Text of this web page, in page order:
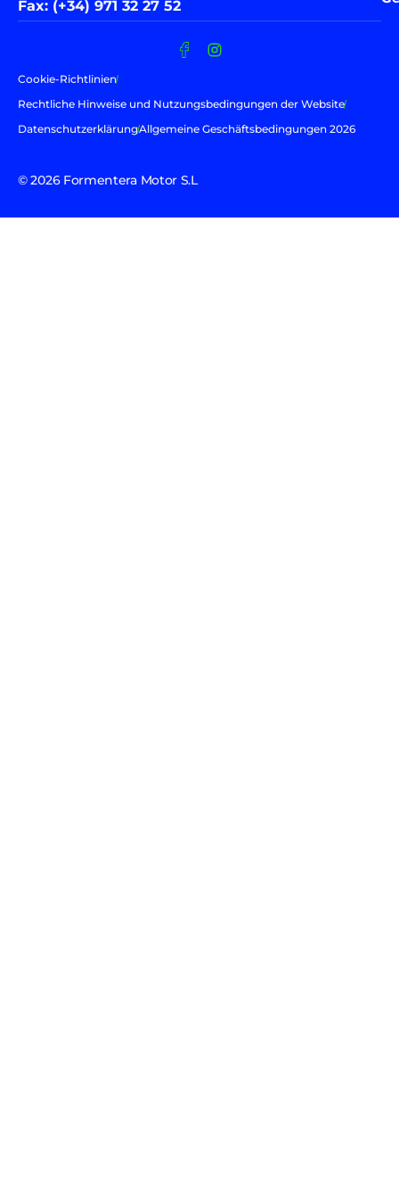
Fax: (+34) 971 32 27 52
© 2026 Formentera Motor S.L
Cookie-Richtlinien
Rechtliche Hinweise und Nutzungsbedingungen der Website
DatenschutzerklärungAllgemeine Geschäftsbedingungen 2026